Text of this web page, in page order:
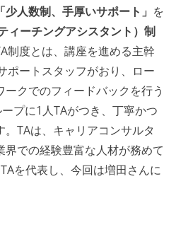
「少人数制、手厚いサポート」 を
ィーチングアシスタント）制
制度とは、講座を進める主幹
ポートスタッフがおり、ロー
クでのフィードバックを行う
プに1人TAがつき、丁寧かつ
TAは、キャリアコンサルタ
界での経験豊富な人材が務めて
を代表し、今回は増田さんに